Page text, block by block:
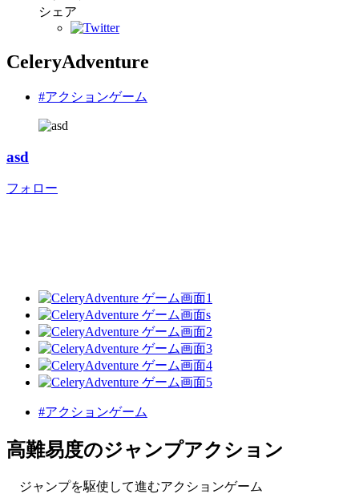
シェア
CeleryAdventure
#アクションゲーム
asd
フォロー
#アクションゲーム
高難易度のジャンプアクション
ジャンプを駆使して進むアクションゲーム